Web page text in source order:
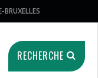
RECHERCHE